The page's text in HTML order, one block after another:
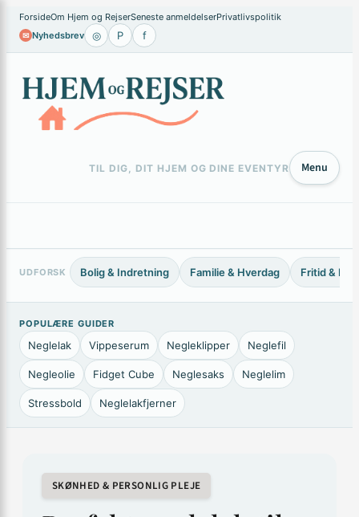
ForsideOm Hjem og RejserSeneste anmeldelserPrivatlivspolitik
✉ Nyhedsbrev ◎ P f
TIL DIG, DIT HJEM OG DINE EVENTYR Menu
UDFORSK Bolig & Indretning Familie & Hverdag Fritid &
POPULÆRE GUIDER
Neglelak Vippeserum Negleklipper Neglefil
Negleolie Fidget Cube Neglesaks Neglelim
Stressbold Neglelakfjerner
SKØNHED & PERSONLIG PLEJE